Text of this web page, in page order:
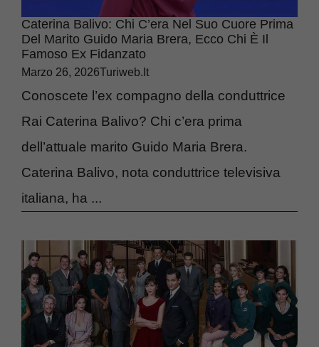
Caterina Balivo: Chi C’era Nel Suo Cuore Prima
Del Marito Guido Maria Brera, Ecco Chi È Il
Famoso Ex Fidanzato
Marzo 26, 2026Turiweb.it
Conoscete l’ex compagno della conduttrice
Rai Caterina Balivo? Chi c’era prima
dell’attuale marito Guido Maria Brera.
Caterina Balivo, nota conduttrice televisiva
italiana, ha ...